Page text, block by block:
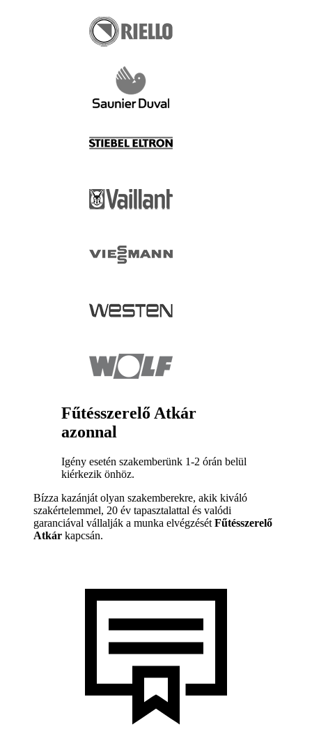
Fűtésszerelő Atkár
azonnal
Igény esetén szakemberünk 1-2 órán belül
kiérkezik önhöz.
Bízza kazánját olyan szakemberekre, akik kiváló
szakértelemmel, 20 év tapasztalattal és valódi
garanciával vállalják a munka elvégzését Fűtésszerelő
Atkár kapcsán.